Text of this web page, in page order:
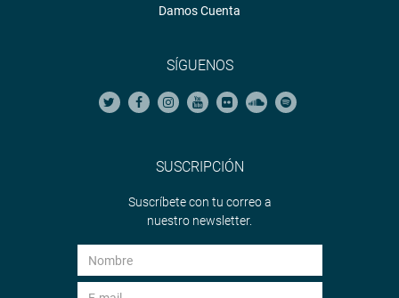
Damos Cuenta
SÍGUENOS
SUSCRIPCIÓN
Suscríbete con tu correo a
nuestro newsletter.